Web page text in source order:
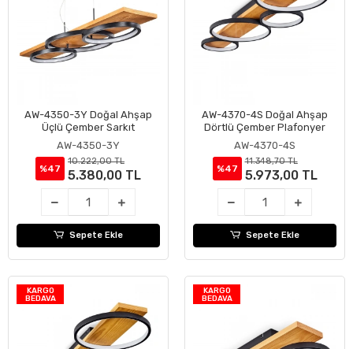
Sepete Ekle
AW-4350-3Y Doğal Ahşap
Üçlü Çember Sarkıt
AW-4350-3Y
%47
10.222,00 TL
5.380,00 TL
Sepete Ekle
Sepete Ekle
AW-4370-4S Doğal Ahşap
Dörtlü Çember Plafonyer
AW-4370-4S
%47
11.348,70 TL
5.973,00 TL
Sepete Ekle
KARGO
BEDAVA
KARGO
BEDAVA